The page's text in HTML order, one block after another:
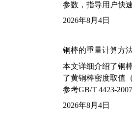
参数，指导用户快
2026年8月4日
铜棒的重量计算方
本文详细介绍了铜
了黄铜棒密度取值
参考GB/T 4423-
2026年8月4日